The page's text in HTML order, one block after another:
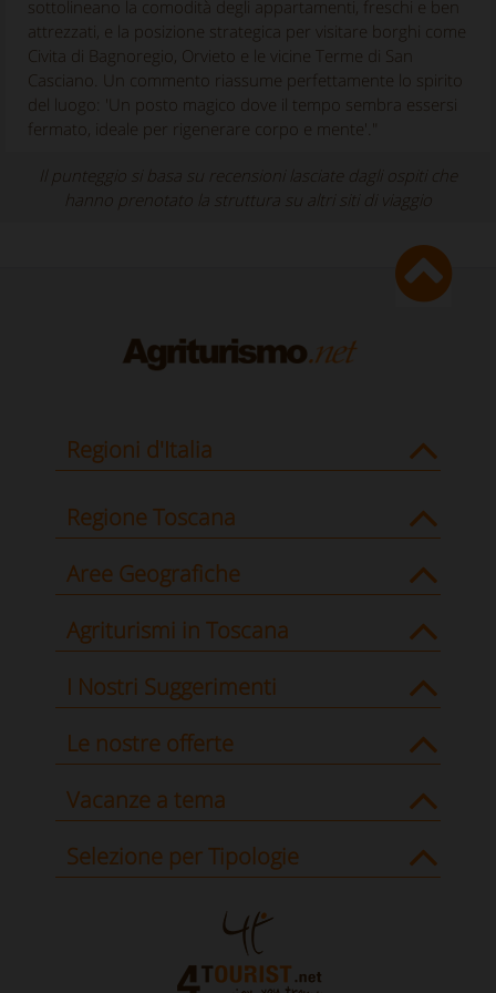
sottolineano la comodità degli appartamenti, freschi e ben
attrezzati, e la posizione strategica per visitare borghi come
Civita di Bagnoregio, Orvieto e le vicine Terme di San
Casciano. Un commento riassume perfettamente lo spirito
del luogo: 'Un posto magico dove il tempo sembra essersi
fermato, ideale per rigenerare corpo e mente'."
Il punteggio si basa su recensioni lasciate dagli ospiti che
hanno prenotato la struttura su altri siti di viaggio
Regioni d'Italia
Regione Toscana
Aree Geografiche
Agriturismi in Toscana
I Nostri Suggerimenti
Le nostre offerte
Vacanze a tema
Selezione per Tipologie